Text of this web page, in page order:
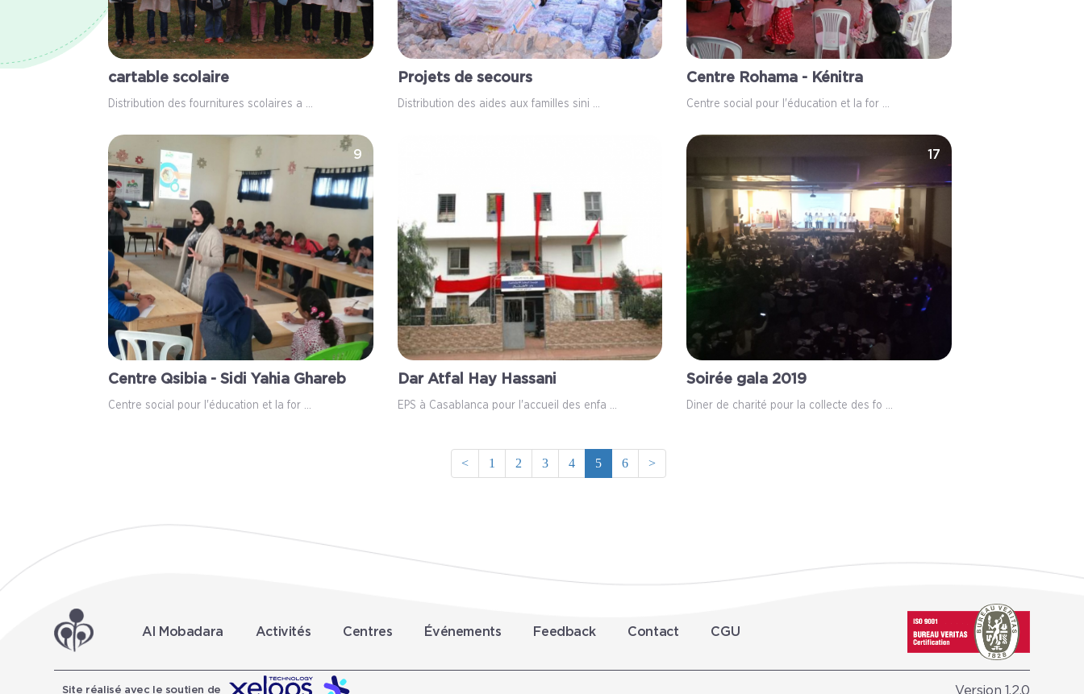
cartable scolaire
Distribution des fournitures scolaires a ...
Projets de secours
Distribution des aides aux familles sini ...
Centre Rohama - Kénitra
Centre social pour l'éducation et la for ...
9
Centre Qsibia - Sidi Yahia Ghareb
Centre social pour l'éducation et la for ...
Dar Atfal Hay Hassani
EPS à Casablanca pour l'accueil des enfa ...
17
Soirée gala 2019
Diner de charité pour la collecte des fo ...
< 1 2 3 4 5 6 >
Al Mobadara Activités Centres Événements Feedback Contact CGU
Site réalisé avec le soutien de Version 1.2.0